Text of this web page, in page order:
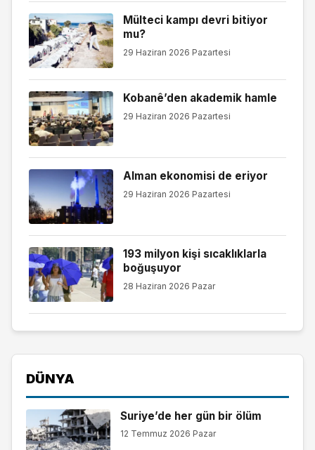
Mülteci kampı devri bitiyor
mu?
29 Haziran 2026 Pazartesi
Kobanê’den akademik hamle
29 Haziran 2026 Pazartesi
Alman ekonomisi de eriyor
29 Haziran 2026 Pazartesi
193 milyon kişi sıcaklıklarla
boğuşuyor
28 Haziran 2026 Pazar
DÜNYA
Suriye’de her gün bir ölüm
12 Temmuz 2026 Pazar